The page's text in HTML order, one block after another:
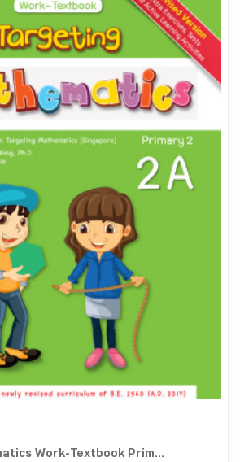
Work-Textbook Prim...